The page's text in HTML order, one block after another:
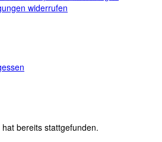
widerrufen
bereits stattgefunden.